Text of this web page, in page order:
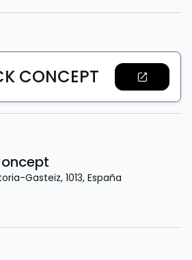
CONCEPT
Gasteiz, 1013, España